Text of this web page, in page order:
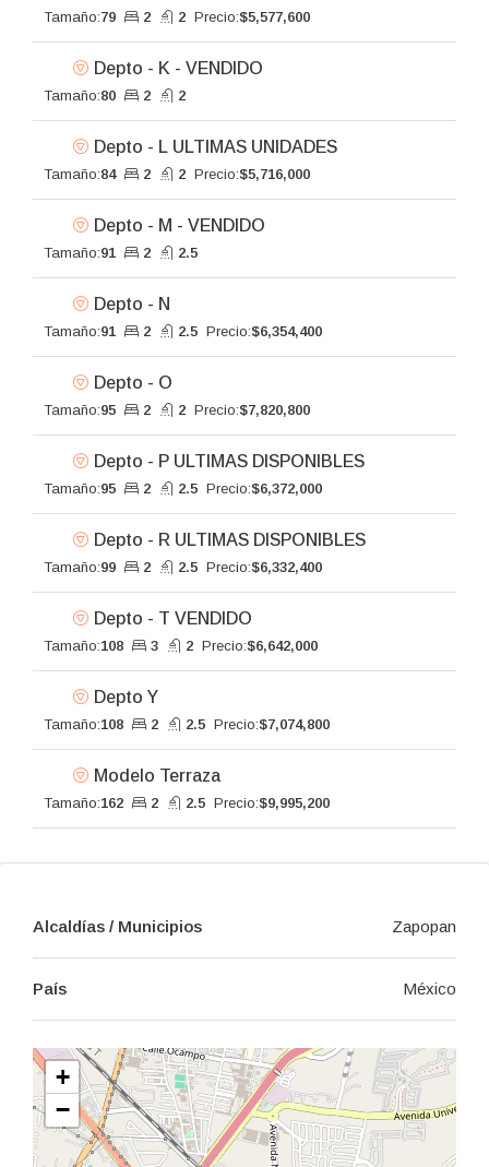
Tamaño:79 2 2 Precio:$5,577,600
Depto - K - VENDIDO
Tamaño:80 2 2
Depto - L ULTIMAS UNIDADES
Tamaño:84 2 2 Precio:$5,716,000
Depto - M - VENDIDO
Tamaño:91 2 2.5
Depto - N
Tamaño:91 2 2.5 Precio:$6,354,400
Depto - O
Tamaño:95 2 2 Precio:$7,820,800
Depto - P ULTIMAS DISPONIBLES
Tamaño:95 2 2.5 Precio:$6,372,000
Depto - R ULTIMAS DISPONIBLES
Tamaño:99 2 2.5 Precio:$6,332,400
Depto - T VENDIDO
Tamaño:108 3 2 Precio:$6,642,000
Depto Y
Tamaño:108 2 2.5 Precio:$7,074,800
Modelo Terraza
Tamaño:162 2 2.5 Precio:$9,995,200
Alcaldías / Municipios Zapopan
País México
+
−